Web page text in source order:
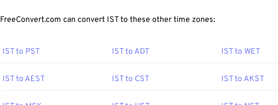
FreeConvert.com can convert IST to these other time zones:
IST to PST IST to ADT IST to WET
IST to AEST IST to CST IST to AKST